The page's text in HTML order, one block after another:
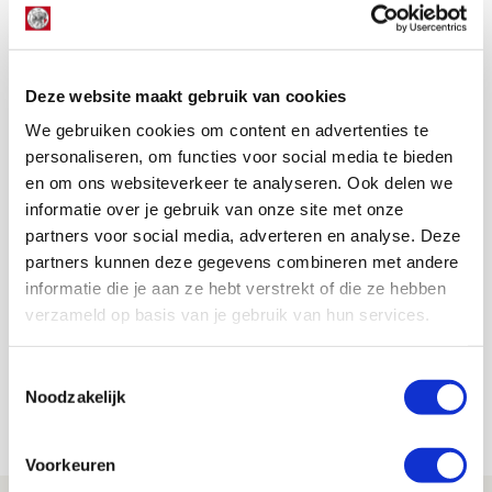
Deze website maakt gebruik van cookies
We gebruiken cookies om content en advertenties te
personaliseren, om functies voor social media te bieden
en om ons websiteverkeer te analyseren. Ook delen we
informatie over je gebruik van onze site met onze
partners voor social media, adverteren en analyse. Deze
partners kunnen deze gegevens combineren met andere
informatie die je aan ze hebt verstrekt of die ze hebben
verzameld op basis van je gebruik van hun services.
Noodzakelijk
Voorkeuren
selectie, daar nog naar wordt gekeken. Om dat gemis
op te vangen. Dat helpt de jonge jongens het proces te
AANBEVOLEN
Prachtgoals Bouwman en
Bounida bij zege van Ajax op
Celtic
Jordy Haak
Bekijk alle berichten van Jordy Haak